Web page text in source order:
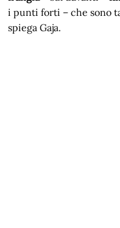
i punti forti – che sono
spiega Gaja.